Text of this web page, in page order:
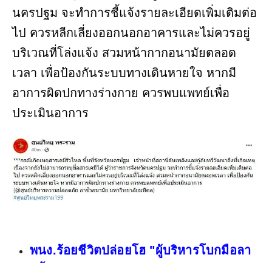
นครปฐม จะทำการชี้แจ้งรายละเอียดเพิ่มเติมต่อ
ไป ควรหลีกเลี่ยงออกนอกอาคารและไม่ควรอยู่
บริเวณที่โล่งแจ้ง สวมหน้ากากอนามัยตลอด
เวลา เพื่อป้องกันระบบทางเดินหายใจ หากมี
อาการผิดปกทางร่างกาย ควรพบแพทย์เพื่อ
ประเมินอาการ
พนง.ร้อยชีวิตปล่อยโฮ "ผู้บริหารโบกมือลา